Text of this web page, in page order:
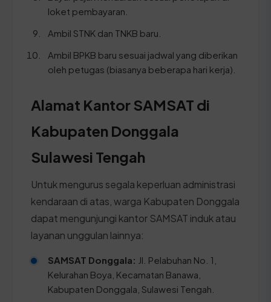
loket pembayaran.
Ambil STNK dan TNKB baru.
Ambil BPKB baru sesuai jadwal yang diberikan
oleh petugas (biasanya beberapa hari kerja).
Alamat Kantor SAMSAT di
Kabupaten Donggala
Sulawesi Tengah
Untuk mengurus segala keperluan administrasi
kendaraan di atas, warga Kabupaten Donggala
dapat mengunjungi kantor SAMSAT induk atau
layanan unggulan lainnya:
SAMSAT Donggala: Jl. Pelabuhan No. 1,
Kelurahan Boya, Kecamatan Banawa,
Kabupaten Donggala, Sulawesi Tengah.